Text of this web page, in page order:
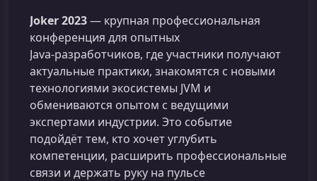
Joker 2023— крупная профессиональная
конференция для опытных
Java‑разработчиков, где участники получают
актуальные практики, знакомятся с новыми
технологиями экосистемы JVM и
обмениваются опытом с ведущими
экспертами индустрии. Это событие
подойдёт тем, кто хочет углубить
компетенции, расширить профессиональные
связи и держать руку на пульсе